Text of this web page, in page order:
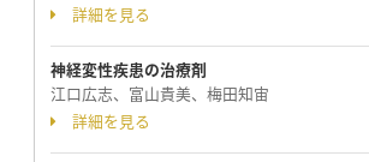
詳細を見る
神経変性疾患の治療剤
江口広志、富山貴美、梅田知宙
詳細を見る